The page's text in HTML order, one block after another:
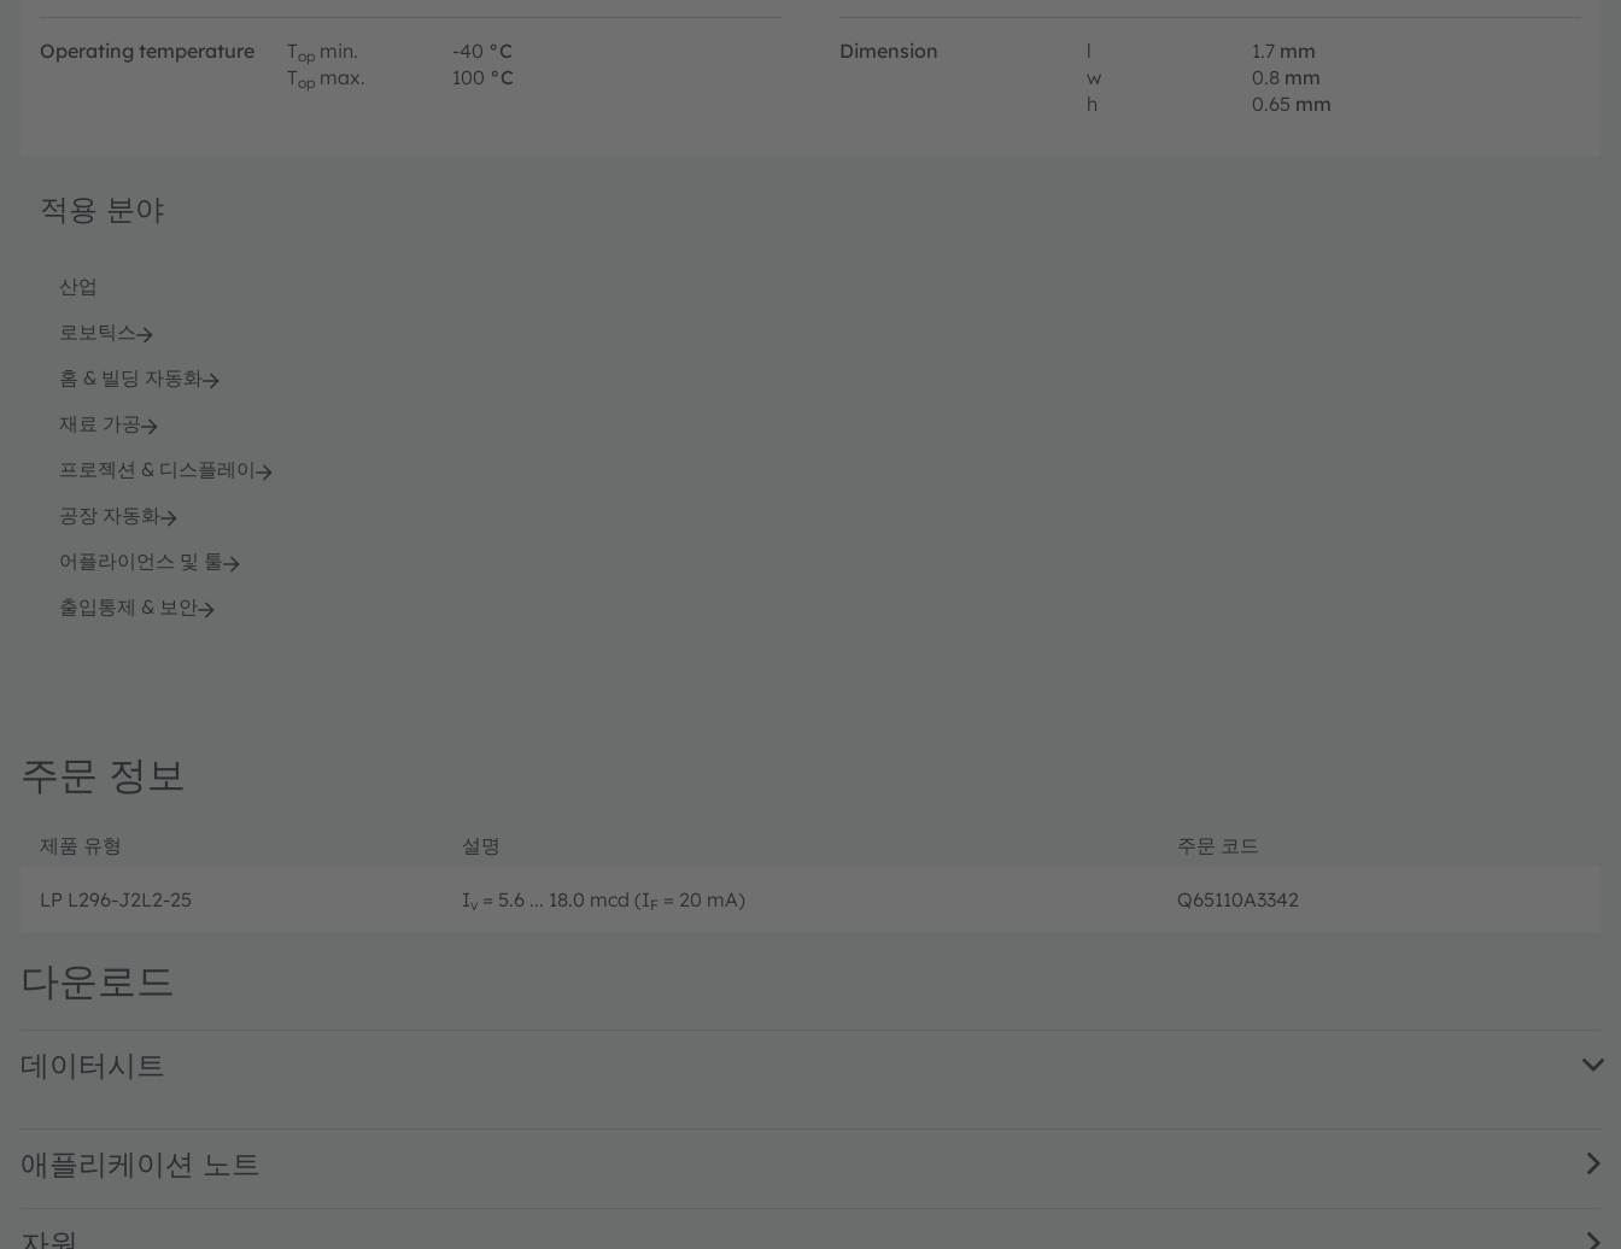
Operating temperature Top min. -40 °C
Top max. 100 °C
Dimension l 1.7 mm
w
0.8 mm
h
0.65 mm
적용 분야
산업
로보틱스
홈 & 빌딩 자동화
재료 가공
프로젝션 & 디스플레이
공장 자동화
어플라이언스 및 툴
출입통제 & 보안
주문 정보
제품 유형 설명 주문 코드
LP L296-J2L2-25 Iv = 5.6 ... 18.0 mcd (IF = 20 mA) Q65110A3342
다운로드
데이터시트
애플리케이션 노트